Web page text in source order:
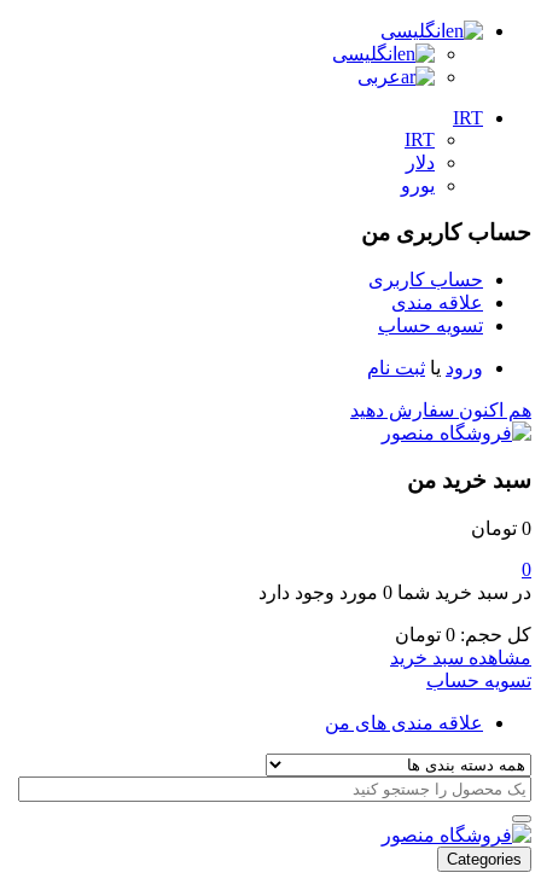
انگلیسی
انگلیسی
عربی
IRT
IRT
دلار
یورو
حساب کاربری من
حساب کاربری
علاقه مندی
تسویه حساب
ورود یا ثبت نام
هم اکنون سفارش دهید
سبد خرید من
0 تومان
0
در سبد خرید شما 0 مورد وجود دارد
کل حجم: 0 تومان
مشاهده سبد خرید
تسویه حساب
علاقه مندی های من
Categories